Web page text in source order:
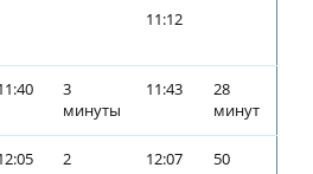
11:12
3
минуты
11:43
28
минут
2
12:07
50